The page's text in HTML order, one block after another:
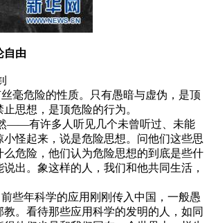
由
毫危险的性质。只有愚暗与虚伪，是顶
思想，是顶危险的行为。
有许多人听见几个未曾听过、未能
小怪起来，说是危险思想。问他们这些思
么危险，他们认为危险思想的到底是些什
出。象这样的人，我们和他共同生活，
些年科学的应用刚刚传入中国，一般愚
。看待那些应用科学的发明的人，如同